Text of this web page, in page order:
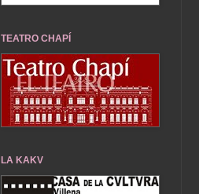
TEATRO CHAPÍ
LA KAKV